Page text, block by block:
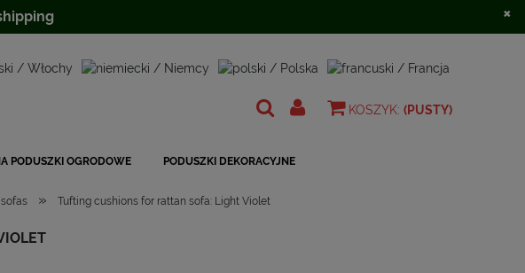
KOSZYK: (PUSTY)
PODUSZKI OGRODOWE PODUSZKI DEKORACYJNE
» Tufting cushions for rattan sofa: Light Violet
×